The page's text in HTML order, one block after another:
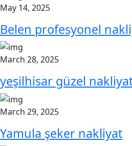
May 14, 2025
Belen profesyonel
March 28, 2025
yeşilhisar güzel
March 29, 2025
Yamula şeker nakliyat